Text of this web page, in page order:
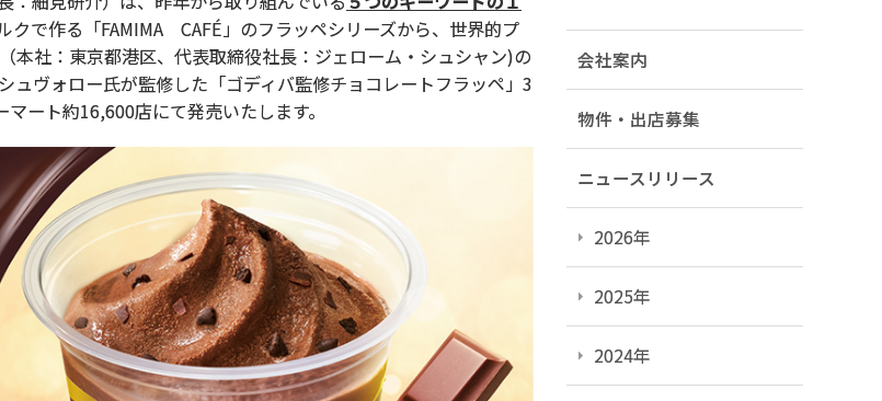
クで作る「FAMIMA CAFÉ」のフラッペシリーズから、世界的プ
本社：東京都港区、代表取締役社長：ジェローム・シュシャン)の
ヴォロー氏が監修した「ゴディバ監修チョコレートフラッペ」3
ート約16,600店にて発売いたします。
会社案内
物件・出店募集
ニュースリリース
2026年
2025年
2024年